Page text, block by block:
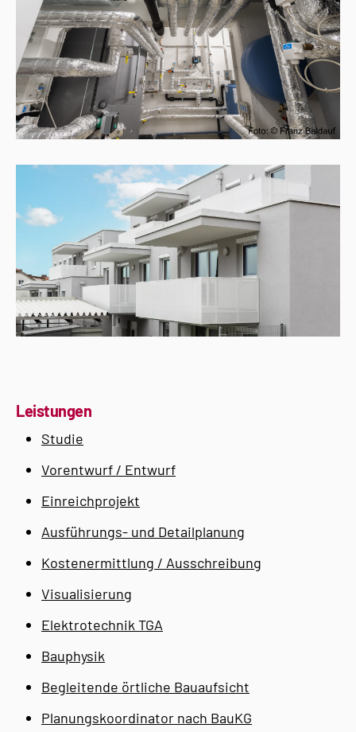
Leistungen
Studie
Vorentwurf / Entwurf
Einreichprojekt
Ausführungs- und Detailplanung
Kostenermittlung / Ausschreibung
Visualisierung
Elektrotechnik TGA
Bauphysik
Begleitende örtliche Bauaufsicht
Planungskoordinator nach BauKG